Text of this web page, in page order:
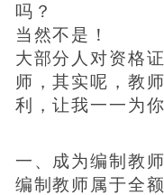
吗？
当然不是！
大部分人对资格
师，其实呢，教
利，让我一一为
一、成为编制教
编制教师属于全